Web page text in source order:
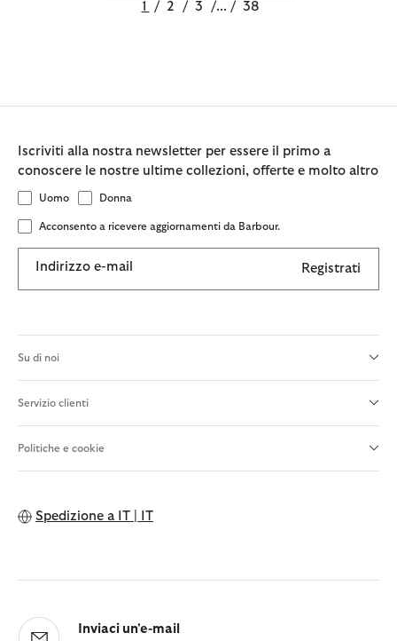
1 / 2 / 3 /... / 38
Iscriviti alla nostra newsletter per essere il primo a
conoscere le nostre ultime collezioni, offerte e molto altro
Uomo Donna
Acconsento a ricevere aggiornamenti da Barbour.
Indirizzo e-mail Registrati
Su di noi
Servizio clienti
Politiche e cookie
Spedizione a IT | IT
Inviaci un'e-mail